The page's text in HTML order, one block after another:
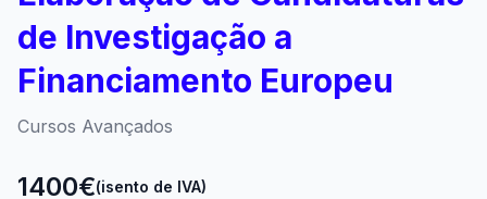
de Investigação a
Financiamento Europeu
Cursos Avançados
1400€(isento de IVA)